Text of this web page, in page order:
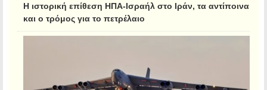
Η ιστορική επίθεση ΗΠΑ-Ισραήλ στο Ιράν, τα αντίποινα
και ο τρόμος για το πετρέλαιο